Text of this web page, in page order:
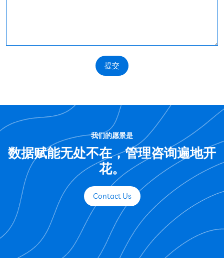
提交
我们的愿景是
数据赋能无处不在，管理咨询遍地开
花。
Contact Us